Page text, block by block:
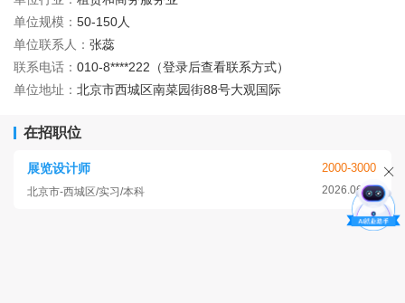
为新老客户服务。
公司自办展业务，在国内主办、协办多领域来华展览会并承
办大型国际会议，如创办于 1997 年的“中国国际宠物水族用
品展览会”成功地举办了 28 届，现在已发展成为亚洲区域最
于 1998 年的“中国国际花卉园艺展览会”，也成功地举办了 1
3 届，成为亚洲花卉园艺行业内规模最大的展览。2012年我
公司与“三一集团、京东商城、韩国现代及日本佳能 ”等十家
企业共同荣获第七届亚洲品牌盛典“亚洲十大品牌最具影响
单位规模： 50-150人
单位联系人： 张蕊
联系电话： 010-8****222（登录后查看联系方式）
单位地址： 北京市西城区南菜园街88号大观国际
在招职位
展览设计师
北京市-西城区/实习/本科
2000-3000
2026.06.12